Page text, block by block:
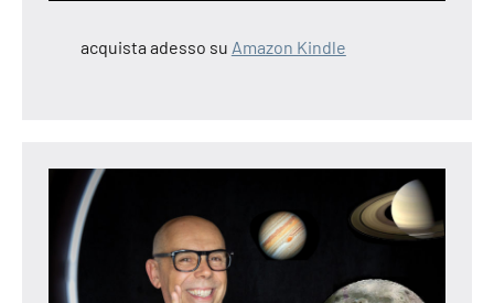
acquista adesso su Amazon Kindle